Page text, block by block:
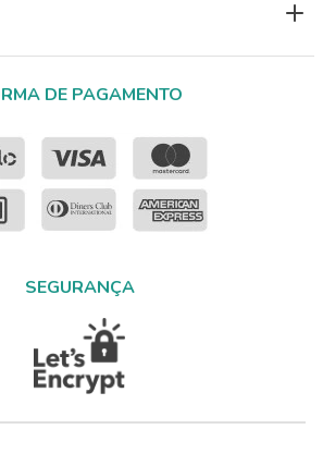
DE PAGAMENTO
SEGURANÇA